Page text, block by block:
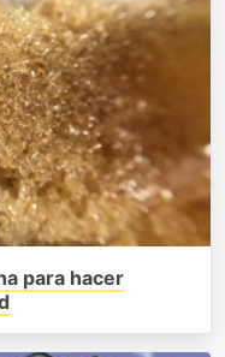
para hacer